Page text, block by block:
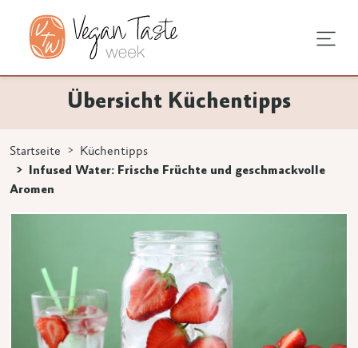
Zeichen eingeben.
Übersicht Küchentipps
Startseite
Küchentipps
Infused Water: Frische Früchte und geschmackvolle
Aromen